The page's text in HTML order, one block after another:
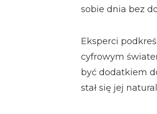
sobie dnia bez
Eksperci
cyfrowym
być dodatkiem
stał się jej